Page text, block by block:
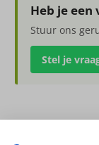
groen
aantal
Heb je
Stuur ons
Stel je